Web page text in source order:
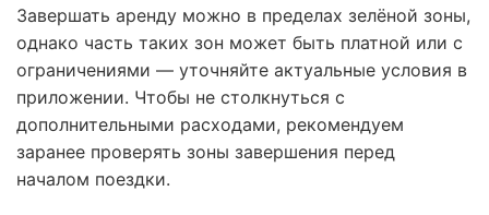
Завершать аренду можно в пределах зелёной зоны,
однако часть таких зон может быть платной или с
ограничениями — уточняйте актуальные условия в
приложении. Чтобы не столкнуться с
дополнительными расходами, рекомендуем
заранее проверять зоны завершения перед
началом поездки.